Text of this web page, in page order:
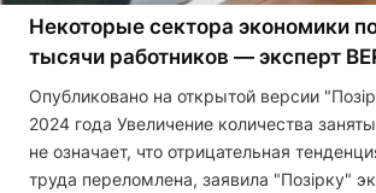
Некоторые сектора экономики
тысячи работников — эксперт
Опубликовано на открытой версии
2024 года Увеличение количества
не означает, что отрицательная
труда переломлена, заявила "Позірку"